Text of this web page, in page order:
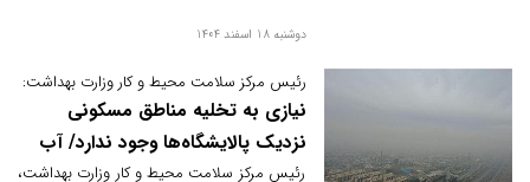
زمین شد و از وقوع بحرانی مشابه فاجعه
دوشنبه 18 اسفند 1404
رئیس مرکز سلامت محیط و کار وزارت بهداشت:
نیازی به تخلیه مناطق مسکونی
نزدیک پالایشگاه‌ها وجود ندارد/ آب
شرب قشم سالم است
رئیس مرکز سلامت محیط و کار وزارت بهداشت،